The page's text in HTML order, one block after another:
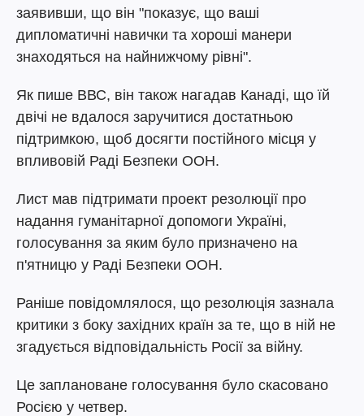
заявивши, що він "показує, що ваші
дипломатичні навички та хороші манери
знаходяться на найнижчому рівні".
Як пише ВВС, він також нагадав Канаді, що їй
двічі не вдалося заручитися достатньою
підтримкою, щоб досягти постійного місця у
впливовій Раді Безпеки ООН.
Лист мав підтримати проект резолюції про
надання гуманітарної допомоги Україні,
голосування за яким було призначено на
п'ятницю у Раді Безпеки ООН.
Раніше повідомлялося, що резолюція зазнала
критики з боку західних країн за те, що в ній не
згадується відповідальність Росії за війну.
Це заплановане голосування було скасовано
Росією у четвер.